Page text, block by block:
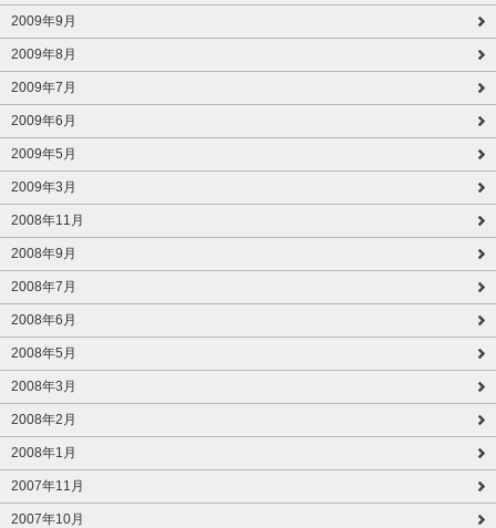
2009年9月
2009年8月
2009年7月
2009年6月
2009年5月
2009年3月
2008年11月
2008年9月
2008年7月
2008年6月
2008年5月
2008年3月
2008年2月
2008年1月
2007年11月
2007年10月